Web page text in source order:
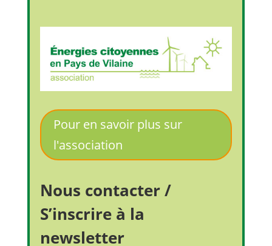
Pour en savoir plus sur
l'association
Nous contacter /
S’inscrire à la
newsletter